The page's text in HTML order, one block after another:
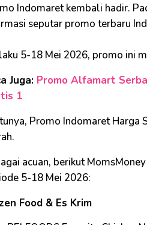
Indomaret kembali hadir.
seputar promo terbaru
5-18 Mei 2026, promo ini
Juga: Promo Alfamart
1
Promo Indomaret Harga
acuan, berikut
5-18 Mei 2026:
Food & Es Krim